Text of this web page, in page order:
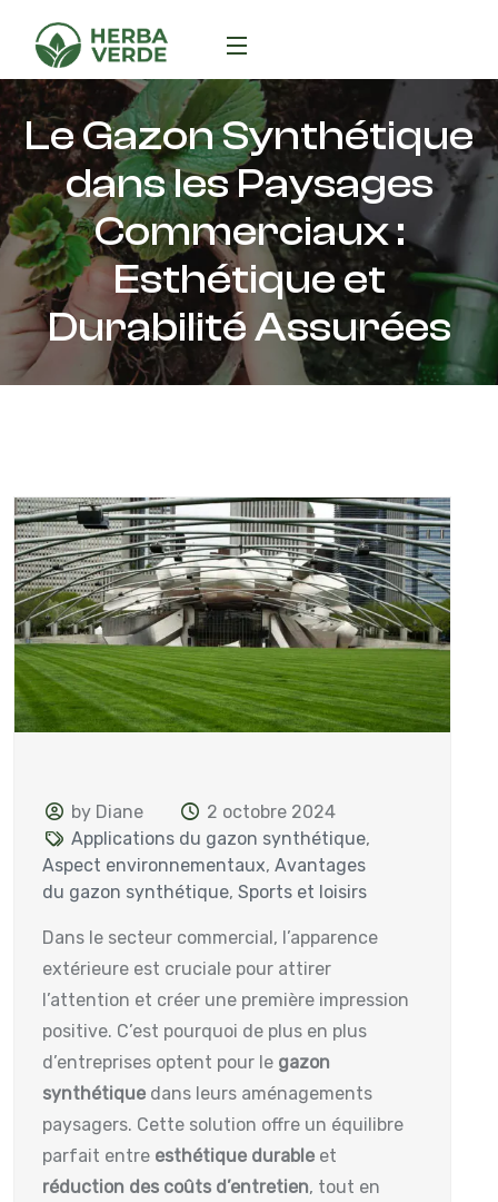
Le Gazon Synthétique
dans les Paysages
Commerciaux :
Esthétique et
Durabilité Assurées
by Diane
2 octobre 2024
Applications du gazon synthétique,
Aspect environnementaux, Avantages
du gazon synthétique, Sports et loisirs
Dans le secteur commercial, l’apparence
extérieure est cruciale pour attirer
l’attention et créer une première impression
positive. C’est pourquoi de plus en plus
d’entreprises optent pour le gazon
synthétique dans leurs aménagements
paysagers. Cette solution offre un équilibre
parfait entre esthétique durable et
réduction des coûts d’entretien, tout en